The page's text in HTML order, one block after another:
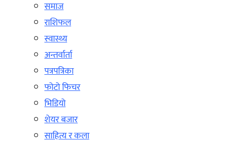
समाज
राशिफल
स्वास्थ्य
अन्तर्वार्ता
पत्रपत्रिका
फोटो फिचर
भिडियो
शेयर बजार
साहित्य र कला